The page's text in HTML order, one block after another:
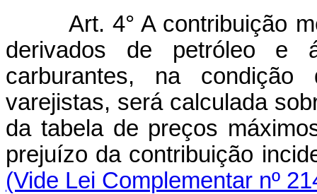
Art. 4° A contribuição
derivados de petróleo e
carburantes, na condição
varejistas, será calculada
da tabela de preços
prejuízo da contribuição
(Vide Lei Complementar nº